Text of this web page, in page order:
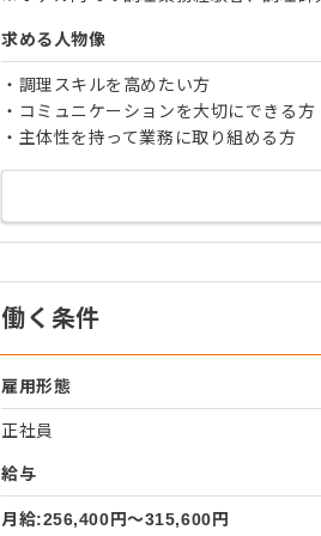
求める人物像
・調理スキルを高めたい方
・コミュニケーションを大切にできる方
・主体性を持って業務に取り組める方
働く条件
雇用形態
正社員
給与
月給:256,400円〜315,600円